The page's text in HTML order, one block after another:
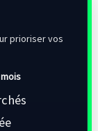
prioriser vos